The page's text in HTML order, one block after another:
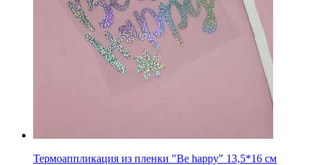
Термоаппликация из пленки "Be happy" 13,5*16 см